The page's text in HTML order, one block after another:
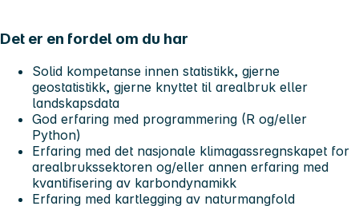
Det er en fordel om du har
Solid kompetanse innen statistikk, gjerne
geostatistikk, gjerne knyttet til arealbruk eller
landskapsdata
God erfaring med programmering (R og/eller
Python)
Erfaring med det nasjonale klimagassregnskapet for
arealbrukssektoren og/eller annen erfaring med
kvantifisering av karbondynamikk
Erfaring med kartlegging av naturmangfold